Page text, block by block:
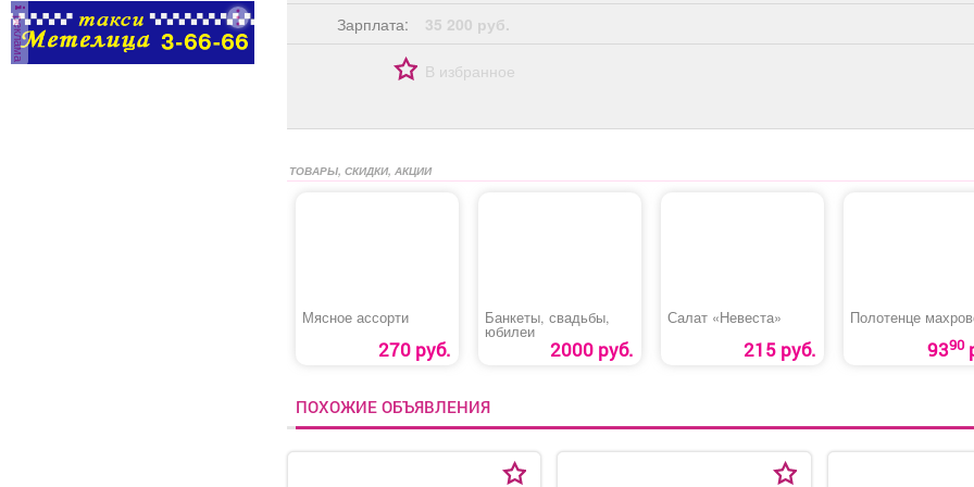
реклама
Зарплата:
35 200 руб.
В избранное
ТОВАРЫ, СКИДКИ, АКЦИИ
Мясное ассорти
270 руб.
Банкеты, свадьбы,
юбилеи
2000 руб.
Салат «Невеста»
215 руб.
Полотенце
9390
ПОХОЖИЕ ОБЪЯВЛЕНИЯ